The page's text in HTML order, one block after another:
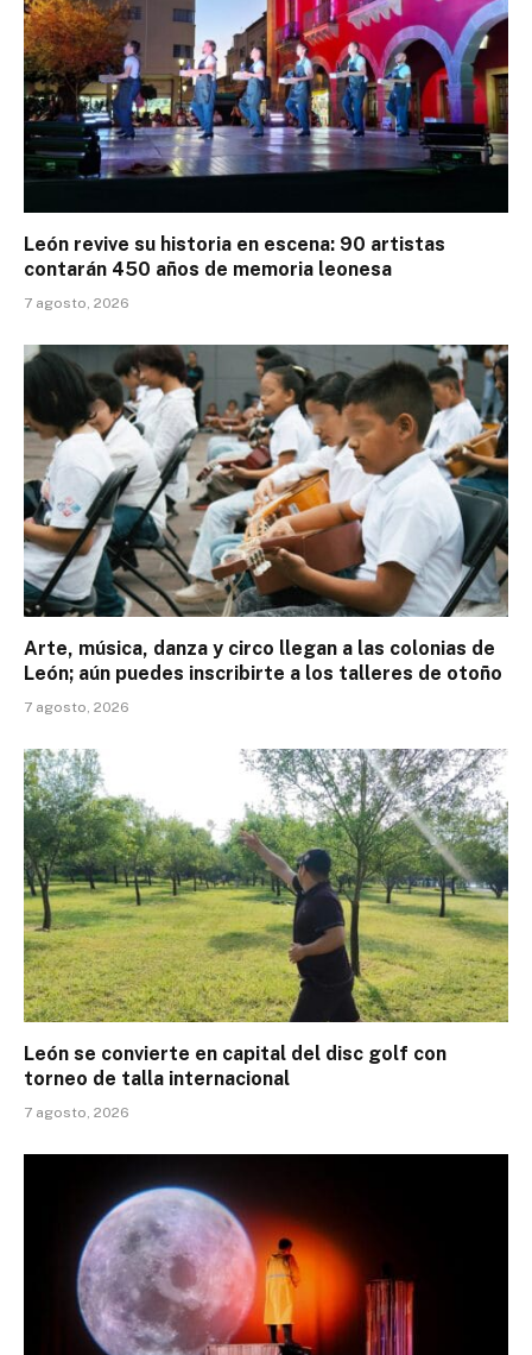
León revive su historia en escena: 90 artistas
contarán 450 años de memoria leonesa
7 agosto, 2026
Arte, música, danza y circo llegan a las colonias de
León; aún puedes inscribirte a los talleres de otoño
7 agosto, 2026
León se convierte en capital del disc golf con
torneo de talla internacional
7 agosto, 2026